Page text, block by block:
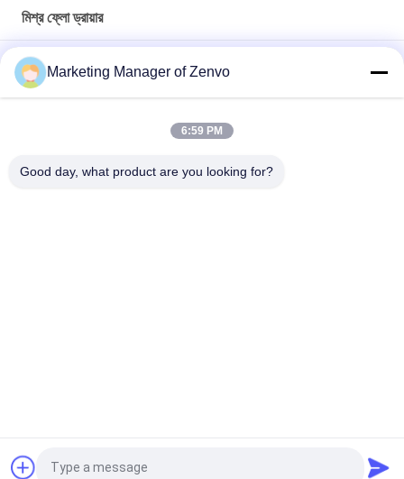
মিশ্র ফ্লো ড্রায়ার
20-Ton-Per-Hour Batch Grain Dryer Equipped With A Moisture
Detector
প্রতিটি ব্যাচ ৩০ টন, অগার এল ছাড়া, সরল অপারেশন ড্রায়ার, কৃষি ড্রায়ার।
Control System
জৈববস্তুপুঞ্জ ফার্নেস
Marketing Manager of Zenvo
6:59 PM
Good day, what product are you looking for?